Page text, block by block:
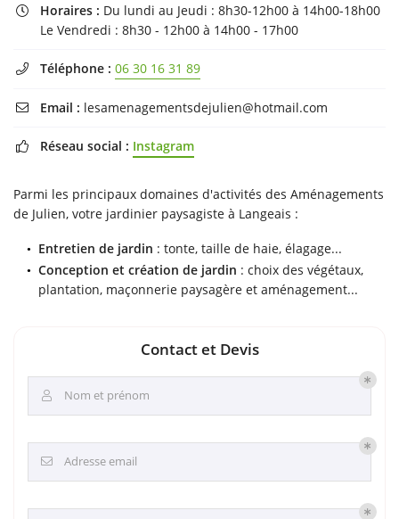
 Horaires : Du lundi au Jeudi : 8h30-12h00 à 14h00-18h00
Le Vendredi : 8h30 - 12h00 à 14h00 - 17h00
 Téléphone : 06 30 16 31 89
 Email : lesamenagementsdejulien@hotmail.com
 Réseau social : Instagram
Parmi les principaux domaines d'activités des Aménagements
de Julien, votre jardinier paysagiste à Langeais :
Entretien de jardin : tonte, taille de haie, élagage...
Conception et création de jardin : choix des végétaux,
plantation, maçonnerie paysagère et aménagement...
Contact et Devis
 Nom et prénom
 Adresse email